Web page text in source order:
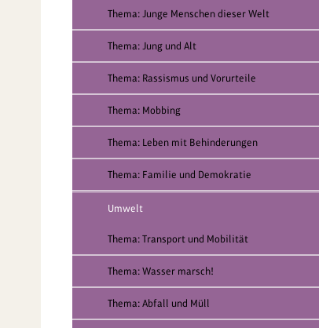
Thema: Junge Menschen dieser Welt
Thema: Jung und Alt
Thema: Rassismus und Vorurteile
Thema: Mobbing
Thema: Leben mit Behinderungen
Thema: Familie und Demokratie
Umwelt
Thema: Transport und Mobilität
Thema: Wasser marsch!
Thema: Abfall und Müll